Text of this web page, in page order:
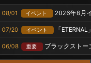
08/01 イベント 2026年8月
07/20 イベント 「
06/08 重要 ブラックストー